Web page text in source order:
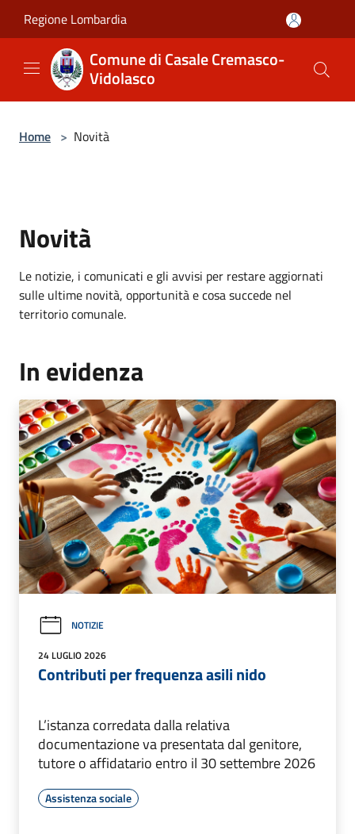
Regione Lombardia
Comune di Casale Cremasco-
Vidolasco
Home > Novità
Novità
Le notizie, i comunicati e gli avvisi per restare aggiornati
sulle ultime novità, opportunità e cosa succede nel
territorio comunale.
In evidenza
NOTIZIE
24 LUGLIO 2026
Contributi per frequenza asili nido
L’istanza corredata dalla relativa
documentazione va presentata dal genitore,
tutore o affidatario entro il 30 settembre 2026
Assistenza sociale